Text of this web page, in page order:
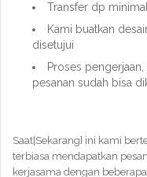
Transfer dp
Kami buatkan
disetujui
Proses
pesanan sudah bisa
Saat|Sekarang} ini kami
terbiasa mendapatkan
kerjasama dengan